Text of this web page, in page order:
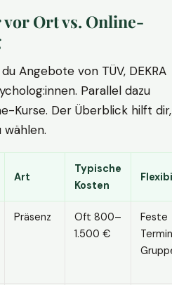
Ort vs. Online-
Angebote von TÜV, DEKRA
Parallel dazu
Kurse. Der Überblick hilft dir,
wählen.
Art
Typische
Kosten
Präsenz
Oft 800–
1.500 €
Feste